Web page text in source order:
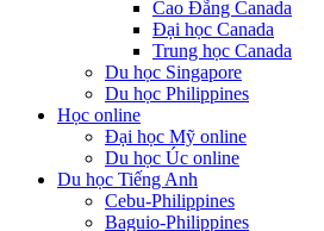
Cao Đẵng Canada
Đại học Canada
Trung học Canada
Du học Singapore
Du học Philippines
Học online
Đại học Mỹ online
Du học Úc online
Du học Tiếng Anh
Cebu-Philippines
Baguio-Philippines